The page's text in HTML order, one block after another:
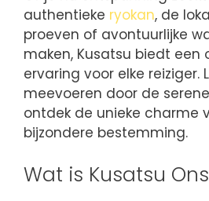
authentieke ryokan, de
proeven of avontuurlijke
maken, Kusatsu biedt een
ervaring voor elke reiziger.
meevoeren door de
ontdek de unieke charme
bijzondere bestemming.
Wat is Kusatsu